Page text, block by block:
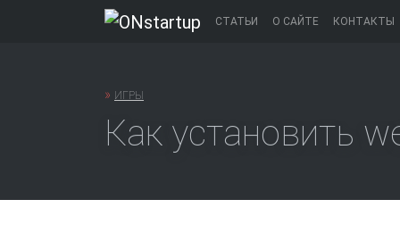
СТАТЬИ О САЙТЕ КОНТАКТЫ
» ИГРЫ
Как установить